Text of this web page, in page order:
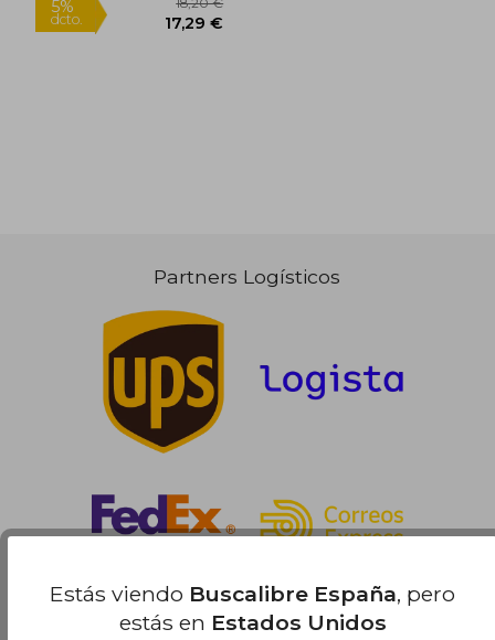
Partners Logísticos
Estás viendo Buscalibre España, pero
estás en Estados Unidos